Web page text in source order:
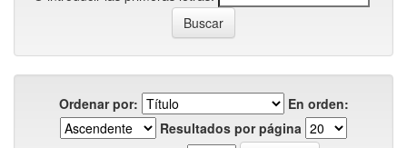
Ordenar por:
En orden:
Resultados por página